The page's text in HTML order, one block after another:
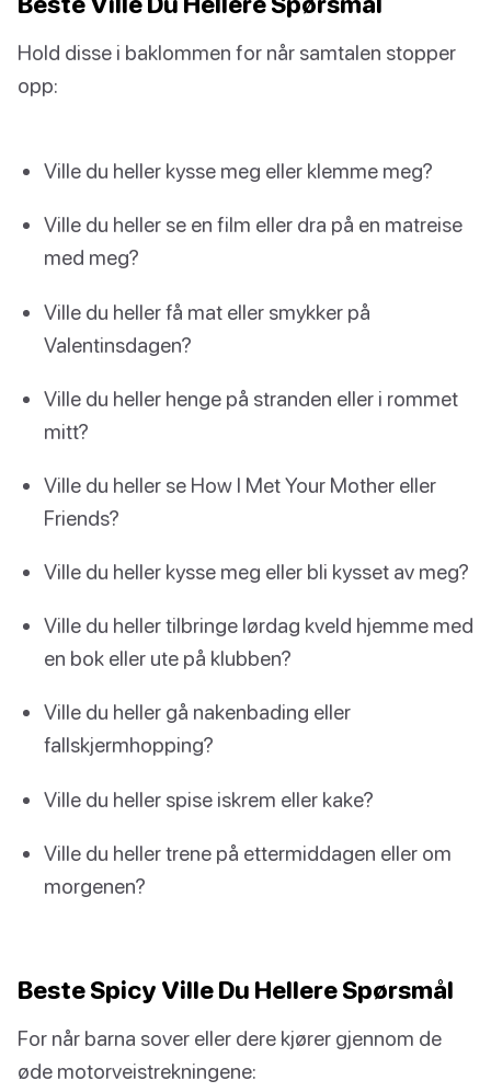
Hold disse i baklommen for når samtalen stopper
opp:
Ville du heller kysse meg eller klemme meg?
Ville du heller se en film eller dra på en matreise
med meg?
Ville du heller få mat eller smykker på
Valentinsdagen?
Ville du heller henge på stranden eller i rommet
mitt?
Ville du heller se How I Met Your Mother eller
Friends?
Ville du heller kysse meg eller bli kysset av meg?
Ville du heller tilbringe lørdag kveld hjemme med
en bok eller ute på klubben?
Ville du heller gå nakenbading eller
fallskjermhopping?
Ville du heller spise iskrem eller kake?
Ville du heller trene på ettermiddagen eller om
morgenen?
Beste Spicy Ville Du Hellere Spørsmål
For når barna sover eller dere kjører gjennom de
øde motorveistrekningene: